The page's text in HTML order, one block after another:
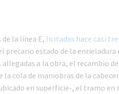
de la línea E, licitadas hace casi
precario estado de la enrieladura
allegadas a la obra, el recambio
cola de maniobras de la
en superficie-, el tramo en